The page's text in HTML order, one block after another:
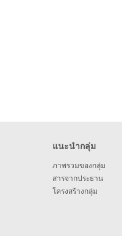
แนะนำกลุ่ม
ภาพรวมของกลุ่ม
สารจากประธาน
โครงสร้างกลุ่ม